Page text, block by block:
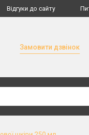
Відгуки до сайту
Замовити дзвінок